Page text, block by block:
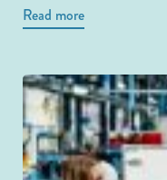
Read more